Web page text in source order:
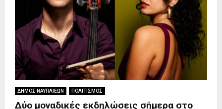
ΔΗΜΟΣ ΝΑΥΠΛΙΕΩΝ ΠΟΛΙΤΙΣΜΟΣ
Δύο μοναδικές εκδηλώσεις σήμερα στο